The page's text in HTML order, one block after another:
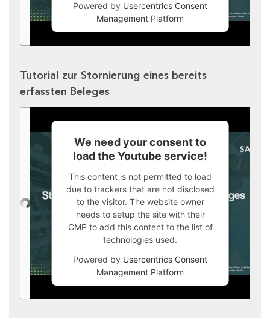
Powered by Usercentrics Consent
Management Platform
Tutorial zur Stornierung eines bereits
erfassten Beleges
We need your consent to
load the Youtube service!
This content is not permitted to load
due to trackers that are not disclosed
to the visitor. The website owner
needs to setup the site with their
CMP to add this content to the list of
technologies used.
Powered by Usercentrics Consent
Management Platform